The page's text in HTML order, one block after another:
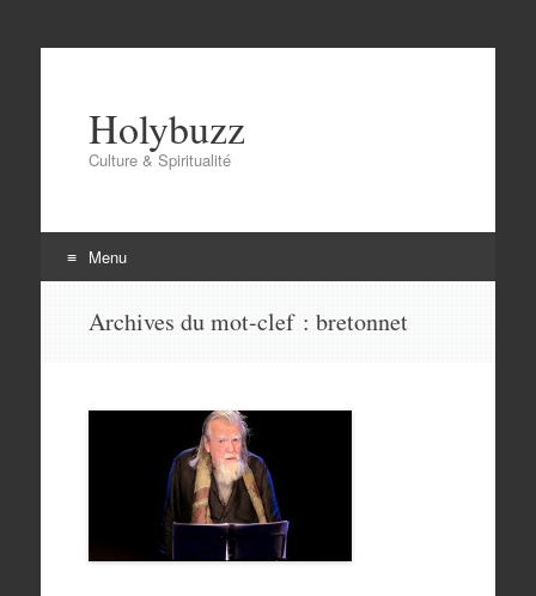
Holybuzz
Culture & Spiritualité
Menu
Archives du mot-clef : bretonnet